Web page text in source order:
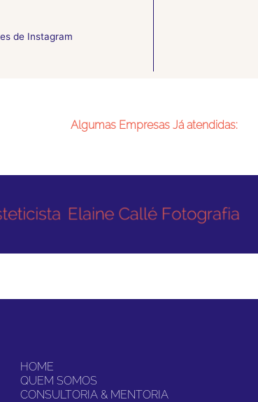
de Instagram
Algumas Empresas Já atendidas:
HOME
QUEM SOMOS
CONSULTORIA & MENTORIA